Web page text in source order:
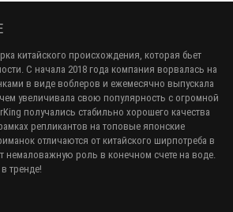
китайского происхождения, которая бьет
С начала 2018 года компания ворвалась на
в виде воблеров и ежемесячно выпускала
увеличивала свою популярность с огромной
получались стабильно хорошего качества
репликантов на топовые японские
отличаются от китайского ширпотреба в
немаловажную роль в конечном счете на воде.
тренде!